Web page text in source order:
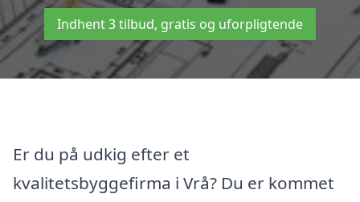
Indhent 3 tilbud, gratis og uforpligtende
Er du på udkig efter et
kvalitetsbyggefirma i Vrå? Du er kommet